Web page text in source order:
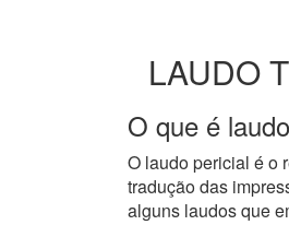
LAUDO
O que é
O laudo pericial é o
tradução das
alguns laudos que